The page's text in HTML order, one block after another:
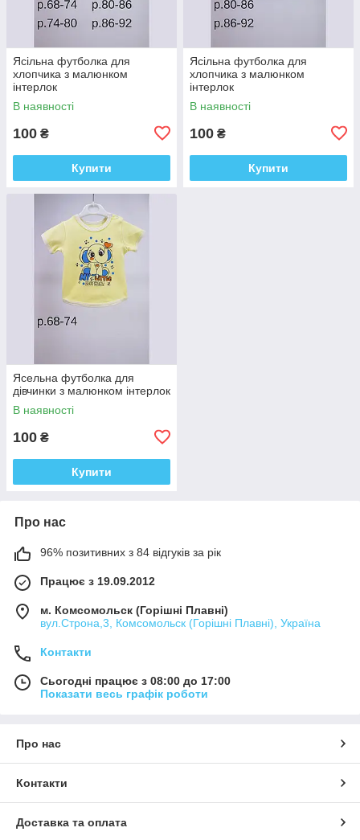
Ясільна футболка для
хлопчика з малюнком
інтерлок
В наявності
100 ₴
Купити
Ясільна футболка для
хлопчика з малюнком
інтерлок
В наявності
100 ₴
Купити
Ясельна футболка для
дівчинки з малюнком інтерлок
В наявності
100 ₴
Купити
Про нас
96% позитивних з 84 відгуків за рік
Працює з 19.09.2012
м. Комсомольск (Горішні Плавні)
вул.Строна,3, Комсомольск (Горішні Плавні), Україна
Контакти
Сьогодні працює з 08:00 до 17:00
Показати весь графік роботи
Про нас
Контакти
Доставка та оплата